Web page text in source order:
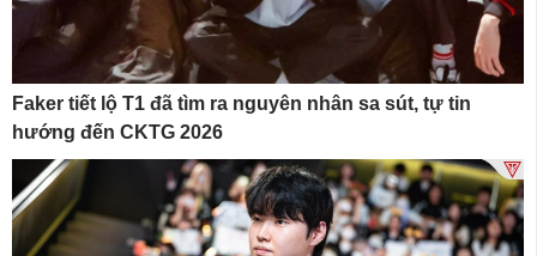
Faker tiết lộ T1 đã tìm ra nguyên nhân sa sút, tự tin
hướng đến CKTG 2026